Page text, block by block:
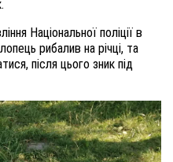
Національної поліції в
рибалив на річці, та
після цього зник під